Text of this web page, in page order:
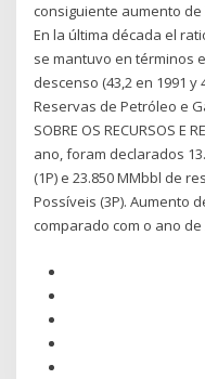
consiguiente aumento
En la última década el
se mantuvo en términos
descenso (43,2 en 1991 y
Reservas de Petróleo e
SOBRE OS RECURSOS E
ano, foram declarados
(1P) e 23.850 MMbbl de
Possíveis (3P). Aumento
comparado com o ano de